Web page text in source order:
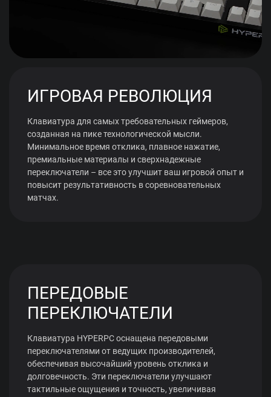
ИГРОВАЯ РЕВОЛЮЦИЯ
Клавиатура для самых требовательных геймеров,
созданная на пике технологической мысли.
Минимальное время отклика, плавное нажатие,
премиальные материалы и сверхнадежные
переключатели – все это улучшит ваш игровой опыт и
повысит результативность в соревновательных
матчах.
ПЕРЕДОВЫЕ
ПЕРЕКЛЮЧАТЕЛИ
Клавиатура HYPERPC оснащена передовыми
переключателями от ведущих производителей,
обеспечивая высочайший уровень отклика и
долговечность. Эти переключатели улучшают
тактильные ощущения и точность, увеличивая